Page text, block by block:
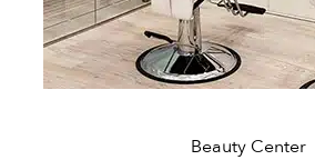
Beauty Center